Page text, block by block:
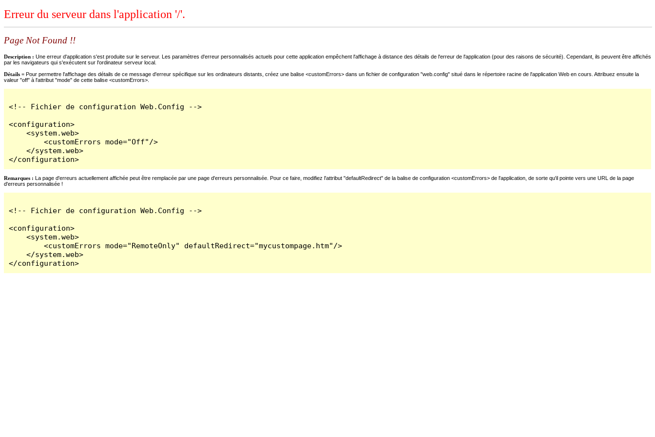
Erreur du serveur dans l'application '/'.
Page Not Found !!
Description : Une erreur d'application s'est produite sur le serveur. Les paramètres d'erreur personnalisés actuels pour cette application empêchent l'affichage à distance des détails de l'erreur de l'application (pour des raisons de sécurité). Cependant, ils peuvent être affichés
par les navigateurs qui s'exécutent sur l'ordinateur serveur local.
Détails = Pour permettre l'affichage des détails de ce message d'erreur spécifique sur les ordinateurs distants, créez une balise <customErrors> dans un fichier de configuration "web.config" situé dans le répertoire racine de l'application Web en cours. Attribuez ensuite la
valeur "off" à l'attribut "mode" de cette balise <customErrors>.
<!-- Fichier de configuration Web.Config -->
<configuration>
    <system.web>
        <customErrors mode="Off"/>
    </system.web>
</configuration>
Remarques : La page d'erreurs actuellement affichée peut être remplacée par une page d'erreurs personnalisée. Pour ce faire, modifiez l'attribut "defaultRedirect" de la balise de configuration <customErrors> de l'application, de sorte qu'il pointe vers une URL de la page
d'erreurs personnalisée !
<!-- Fichier de configuration Web.Config -->
<configuration>
    <system.web>
        <customErrors mode="RemoteOnly" defaultRedirect="mycustompage.htm"/>
    </system.web>
</configuration>